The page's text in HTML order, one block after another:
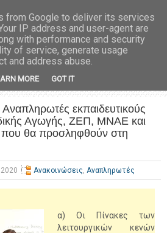
εκπαιδευτικούς
Αγωγής, ΖΕΠ, ΜΝΑΕ και
θα προσληφθούν στη
Ανακοινώσεις, Αναπληρωτές
α) Οι Πίνακες των
λειτουργικών κενών
from Google to deliver its services
IP address and user-agent are
with performance and security
of service, generate usage
and address abuse.
MORE GOT IT